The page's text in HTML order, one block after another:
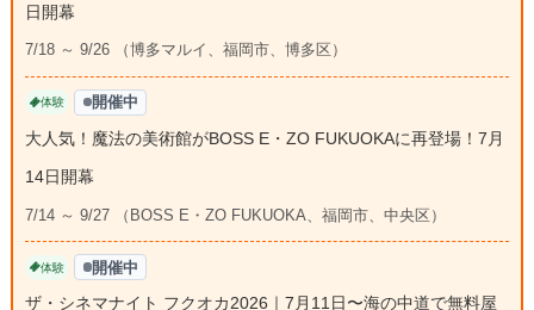
日開幕
7/18 ～ 9/26 （博多マルイ、福岡市、博多区）
体験 開催中
大人気！魔法の美術館がBOSS E・ZO FUKUOKAに再登場！7月
14日開幕
7/14 ～ 9/27 （BOSS E・ZO FUKUOKA、福岡市、中央区）
体験 開催中
ザ・シネマナイト フクオカ2026｜7月11日〜海の中道で無料屋